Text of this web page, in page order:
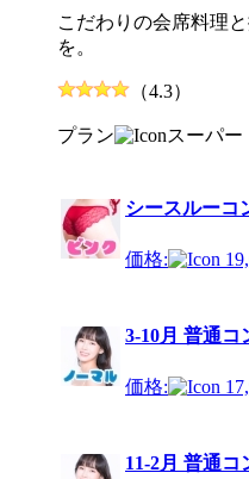
こだわりの会席料理
を。
（4.3）
プラン スーパー
シースルーコ
価格:
3-10月 普通コ
価格:
11-2月 普通コ